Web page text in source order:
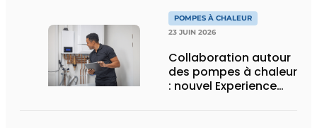
POMPES À CHALEUR
23 JUIN 2026
Collaboration autour
des pompes à chaleur
: nouvel Experience